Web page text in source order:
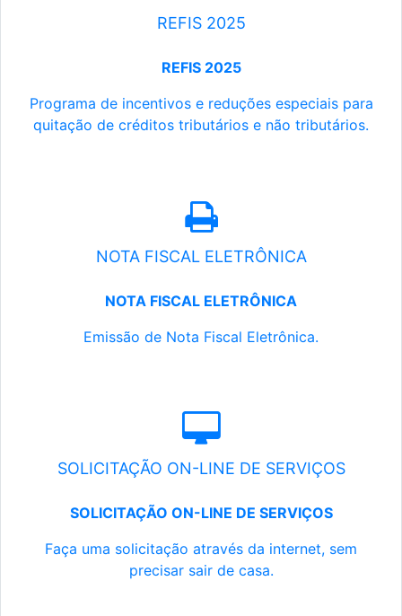
REFIS 2025
REFIS 2025
Programa de incentivos e reduções especiais para
quitação de créditos tributários e não tributários.
NOTA FISCAL ELETRÔNICA
NOTA FISCAL ELETRÔNICA
Emissão de Nota Fiscal Eletrônica.
SOLICITAÇÃO ON-LINE DE SERVIÇOS
SOLICITAÇÃO ON-LINE DE SERVIÇOS
Faça uma solicitação através da internet, sem
precisar sair de casa.